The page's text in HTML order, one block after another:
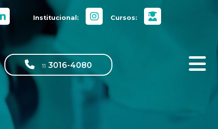
Institucional: Cursos:
11 3016-4080